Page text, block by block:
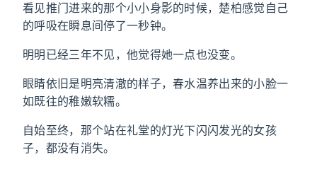
看见推门进来的那个小小身影的时候，楚柏感觉自己
的呼吸在瞬息间停了一秒钟。
明明已经三年不见，他觉得她一点也没变。
眼睛依旧是明亮清澈的样子，春水温养出来的小脸一
如既往的稚嫩软糯。
自始至终，那个站在礼堂的灯光下闪闪发光的女孩
子，都没有消失。